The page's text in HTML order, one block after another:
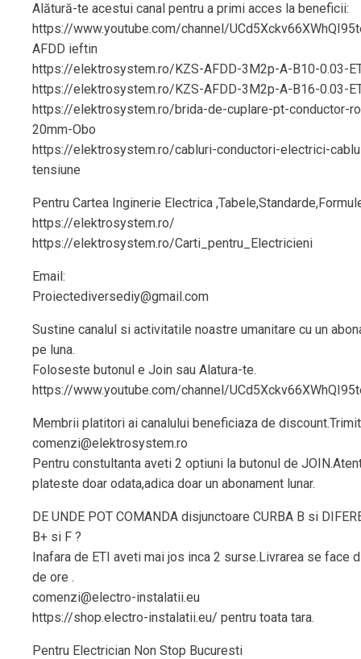
Alătură-te acestui canal pentru a primi acces la beneficii:
https://www.youtube.com/channel/
AFDD ieftin
https://elektrosystem.ro/KZS-AFDD-3M2p-A-B10-0.03-
https://elektrosystem.ro/KZS-AFDD-3M2p-A-B16-0.03-
https://elektrosystem.ro/brida-de-cuplare-pt-conductor-
20mm-Obo
https://elektrosystem.ro/cabluri-conductori-electrici-
tensiune
Pentru Cartea Inginerie Electrica
https://elektrosystem.ro/
https://elektrosystem.ro/Carti_pentru_Electricieni
Email:
Proiectediversediy@gmail.com
Sustine canalul si activitatile noastre umanitare cu un
pe luna.
Foloseste butonul e Join sau Alatura-te.
https://www.youtube.com/channel/
Membrii platitori ai canalului beneficiaza de
comenzi@elektrosystem.ro
Pentru constultanta aveti 2 optiuni la butonul de
plateste doar odata,adica doar un abonament lunar.
DE UNDE POT COMANDA disjunctoare CURBA B si
B+ si F ?
Inafara de ETI aveti mai jos inca 2 surse.Livrarea se face
de ore .
comenzi@electro-instalatii.eu
https://shop.electro-instalatii.eu/ pentru toata tara.
Pentru Electrician Non Stop Bucuresti